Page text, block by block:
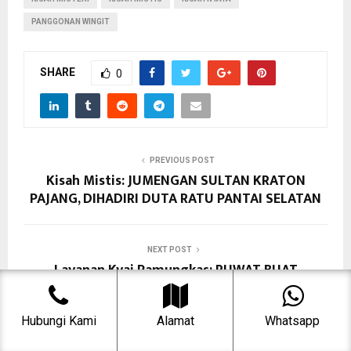
PANGGONAN WINGIT
SHARE 0
PREVIOUS POST
Kisah Mistis: JUMENGAN SULTAN KRATON
PAJANG, DIHADIRI DUTA RATU PANTAI SELATAN
NEXT POST
Layanan Kyai Pamungkas: RUWAT BUAT
MEMPERBAIKI AURA, CINTA & REJEKI
Hubungi Kami Alamat Whatsapp